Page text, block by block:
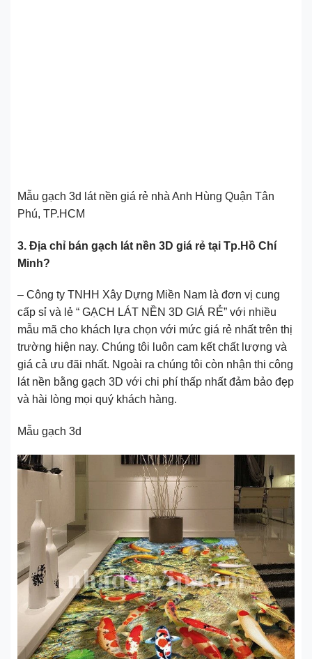
Mẫu gạch 3d lát nền giá rẻ nhà Anh Hùng Quận Tân
Phú, TP.HCM
3. Địa chỉ bán gạch lát nền 3D giá rẻ tại Tp.Hồ Chí
Minh?
– Công ty TNHH Xây Dựng Miền Nam là đơn vị cung
cấp sỉ và lẻ “ GẠCH LÁT NỀN 3D GIÁ RẺ” với nhiều
mẫu mã cho khách lựa chọn với mức giá rẻ nhất trên thị
trường hiện nay. Chúng tôi luôn cam kết chất lượng và
giá cả ưu đãi nhất. Ngoài ra chúng tôi còn nhận thi công
lát nền bằng gạch 3D với chi phí thấp nhất đảm bảo đẹp
và hài lòng mọi quý khách hàng.
Mẫu gạch 3d